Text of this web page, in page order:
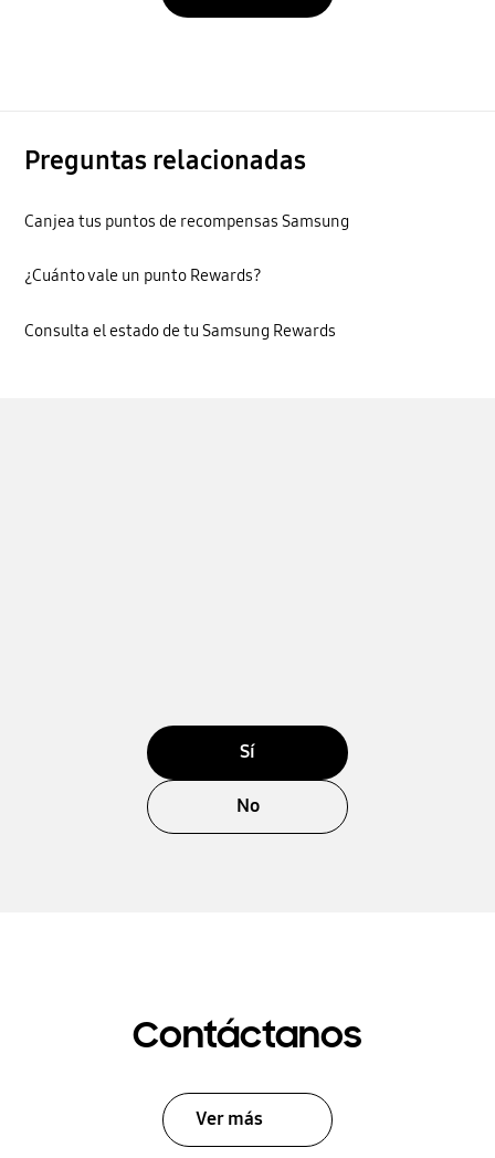
Preguntas relacionadas
Canjea tus puntos de recompensas Samsung
¿Cuánto vale un punto Rewards?
Consulta el estado de tu Samsung Rewards
Sí
No
Contáctanos
Ver más